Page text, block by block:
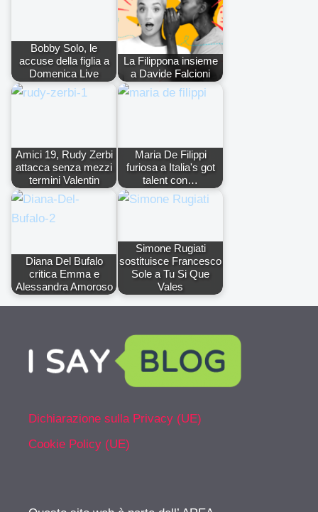
Bobby Solo, le
accuse della figlia a
Domenica Live
La Filippona insieme
a Davide Falcioni
Amici 19, Rudy Zerbi
attacca senza mezzi
termini Valentin
Maria De Filippi
furiosa a Italia's got
talent con…
Diana Del Bufalo
critica Emma e
Alessandra Amoroso
Simone Rugiati
sostituisce Francesco
Sole a Tu Si Que
Vales
Dichiarazione sulla Privacy (UE)
Cookie Policy (UE)